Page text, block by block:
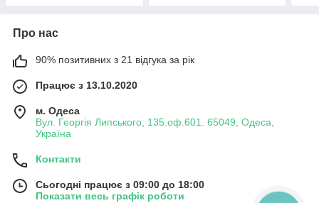
Про нас
90% позитивних з 21 відгука за рік
Працює з 13.10.2020
м. Одеса
Вул. Георгія Липського, 135.оф.601. 65049, Одеса,
Україна
Контакти
Сьогодні працює з 09:00 до 18:00
Показати весь графік роботи